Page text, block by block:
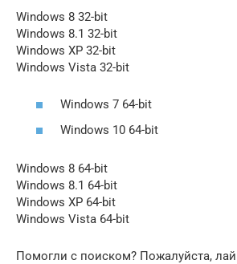
Windows 8 32-bit
Windows 8.1 32-bit
Windows XP 32-bit
Windows Vista 32-bit
Windows 7 64-bit
Windows 10 64-bit
Windows 8 64-bit
Windows 8.1 64-bit
Windows XP 64-bit
Windows Vista 64-bit
Помогли с поиском? Пожалуйста,